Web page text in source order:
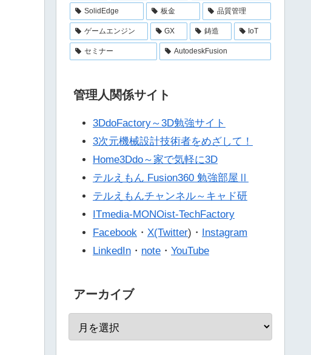
SolidEdge 板金 品質管理
ゲームエンジン GX 鋳造 IoT
セミナー AutodeskFusion
管理人関係サイト
3DdoFactory～3D勉強サイト
3次元機械設計技術者をめざして！
Home3Ddo～家で気軽に3D
テルえもん Fusion360 勉強部屋Ⅱ
テルえもんチャンネル～キャド研
ITmedia-MONOist-TechFactory
Facebook ・ X(Twitter)・ Instagram
LinkedIn ・ note ・ YouTube
アーカイブ